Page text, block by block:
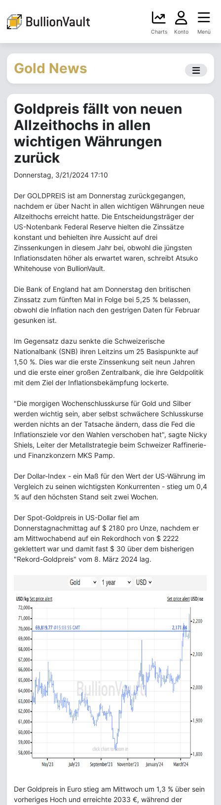
Charts Konto Menü
Gold News
Goldpreis fällt von neuen
Allzeithochs in allen
wichtigen Währungen
zurück
Donnerstag, 3/21/2024 17:10
Der GOLDPREIS ist am Donnerstag zurückgegangen,
nachdem er über Nacht in allen wichtigen Währungen neue
Allzeithochs erreicht hatte. Die Entscheidungsträger der
US-Notenbank Federal Reserve hielten die Zinssätze
konstant und behielten ihre Aussicht auf drei
Zinssenkungen in diesem Jahr bei, obwohl die jüngsten
Inflationsdaten höher als erwartet waren, schreibt Atsuko
Whitehouse von BullionVault.
Die Bank of England hat am Donnerstag den britischen
Zinssatz zum fünften Mal in Folge bei 5,25 % belassen,
obwohl die Inflation nach den gestrigen Daten für Februar
gesunken ist.
Im Gegensatz dazu senkte die Schweizerische
Nationalbank (SNB) ihren Leitzins um 25 Basispunkte auf
1,50 %. Dies war die erste Zinssenkung seit neun Jahren
und die erste einer großen Zentralbank, die ihre Geldpolitik
mit dem Ziel der Inflationsbekämpfung lockerte.
"Die morgigen Wochenschlusskurse für Gold und Silber
werden wichtig sein, aber selbst schwächere Schlusskurse
werden nichts an der Tatsache ändern, dass die Fed die
Inflationsziele vor den Wahlen verschoben hat", sagte Nicky
Shiels, Leiter der Metallstrategie beim Schweizer Raffinerie-
und Finanzkonzern MKS Pamp.
Der Dollar-Index - ein Maß für den Wert der US-Währung im
Vergleich zu seinen wichtigsten Konkurrenten - stieg um 0,4
% auf den höchsten Stand seit zwei Wochen.
Der Spot-Goldpreis in US-Dollar fiel am
Donnerstagnachmittag auf $ 2180 pro Unze, nachdem er
am Mittwochabend auf ein Rekordhoch von $ 2222
geklettert war und damit fast $ 30 über dem bisherigen
"Rekord-Goldpreis" vom 8. März 2024 lag.
Der Goldpreis in Euro stieg am Mittwoch um 1,3 % über sein
vorheriges Hoch und erreichte 2033 €, während der